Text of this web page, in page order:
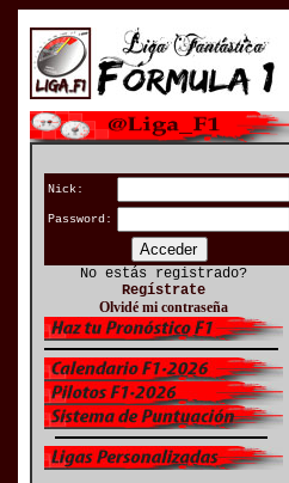
Nick:
Password:
No estás registrado?
Regístrate
Olvidé mi contraseña